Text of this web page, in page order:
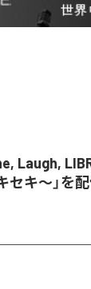
Laugh,
セキ〜」を